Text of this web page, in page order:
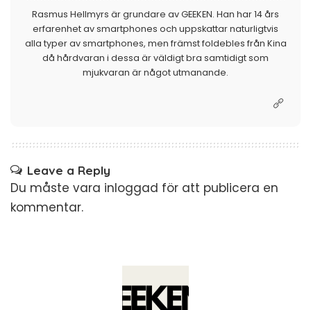
Rasmus Hellmyrs är grundare av GEEKEN. Han har 14 års
erfarenhet av smartphones och uppskattar naturligtvis
alla typer av smartphones, men främst foldebles från Kina
då hårdvaran i dessa är väldigt bra samtidigt som
mjukvaran är något utmanande.
Leave a Reply
Du måste vara inloggad för att publicera en
kommentar.